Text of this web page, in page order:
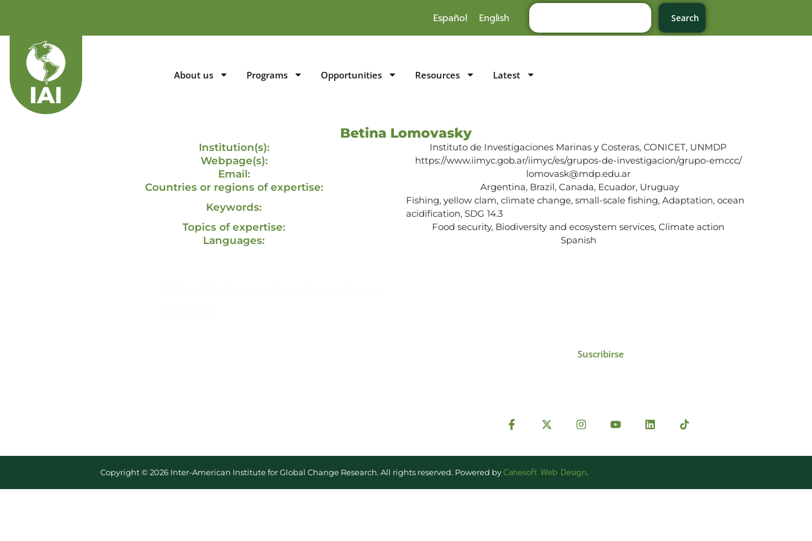
Español English Search
About us Programs Opportunities Resources Latest
Betina Lomovasky
Institution(s): Instituto de Investigaciones Marinas y Costeras, CONICET, UNMDP
Webpage(s): https://www.iimyc.gob.ar/iimyc/es/grupos-de-investigacion/grupo-emccc/
Email: lomovask@mdp.edu.ar
Countries or regions of expertise: Argentina, Brazil, Canada, Ecuador, Uruguay
Keywords:
Fishing, yellow clam, climate change, small-scale fishing, Adaptation, ocean
acidification, SDG 14.3
Topics of expertise: Food security, Biodiversity and ecosystem services, Climate action
Languages: Spanish
Suscribirse
Copyright © 2026 Inter-American Institute for Global Change Research. All rights reserved. Powered byCahesoft Web Design.